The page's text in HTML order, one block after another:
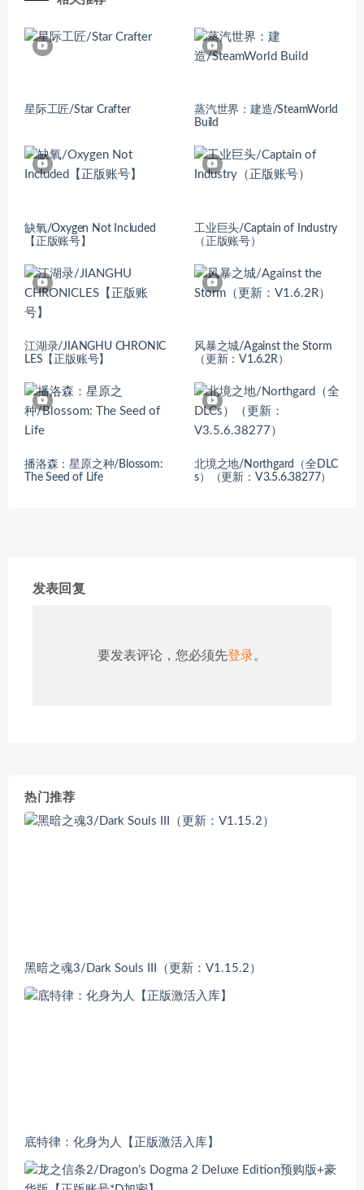
星际工匠/Star Crafter
蒸汽世界：建造/SteamWorld
Build
缺氧/Oxygen Not Included
【正版账号】
工业巨头/Captain of Industry
（正版账号）
江湖录/JIANGHU CHRONIC
LES【正版账号】
风暴之城/Against the Storm
（更新：V1.6.2R）
播洛森：星原之种/Blossom:
The Seed of Life
北境之地/Northgard（全DLC
s）（更新：V3.5.6.38277）
发表回复
要发表评论，您必须先登录。
热门推荐
黑暗之魂3/Dark Souls III（更新：V1.15.2）
底特律：化身为人【正版激活入库】